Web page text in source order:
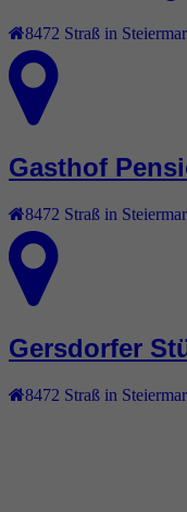
8472 Straß in
Gasthof
8472 Straß in
Gersdorfer
8472 Straß in